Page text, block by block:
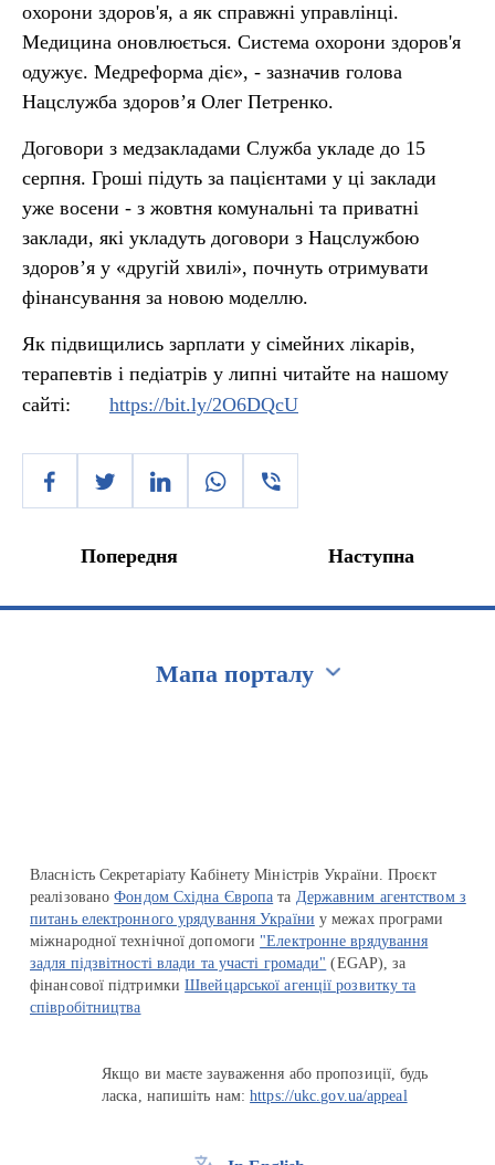
охорони здоров'я, а як справжні управлінці.
Медицина оновлюється. Система охорони здоров'я
одужує. Медреформа діє», - зазначив голова
Нацслужба здоров’я Олег Петренко.
Договори з медзакладами Служба укладе до 15
серпня. Гроші підуть за пацієнтами у ці заклади
уже восени - з жовтня комунальні та приватні
заклади, які укладуть договори з Нацслужбою
здоров’я у «другій хвилі», почнуть отримувати
фінансування за новою моделлю.
Як підвищились зарплати у сімейних лікарів,
терапевтів і педіатрів у липні читайте на нашому
сайті:
https://bit.ly/2O6DQcU
Попередня Наступна
Мапа порталу
Власність Секретаріату Кабінету Міністрів України. Проєкт
реалізованоФондом Східна Європа та Державним агентством з
питань електронного урядування України у межах програми
міжнародної технічної допомоги "Електронне врядування
задля підзвітності влади та участі громади" (EGAP), за
фінансової підтримкиШвейцарської агенції розвитку та
співробітництва
Якщо ви маєте зауваження або пропозиції, будь
ласка, напишіть нам:https://ukc.gov.ua/appeal